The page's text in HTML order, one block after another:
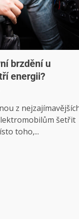
brzdění u
energii?
z
šetřit
toho,...